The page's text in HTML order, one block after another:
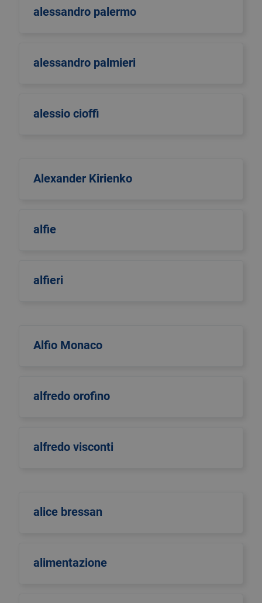
alessandro palermo
alessandro palmieri
alessio cioffi
Alexander Kirienko
alfie
alfieri
Alfio Monaco
alfredo orofino
alfredo visconti
alice bressan
alimentazione